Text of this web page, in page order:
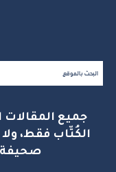
جميع
الكُتّاب فقط،
صحيفة